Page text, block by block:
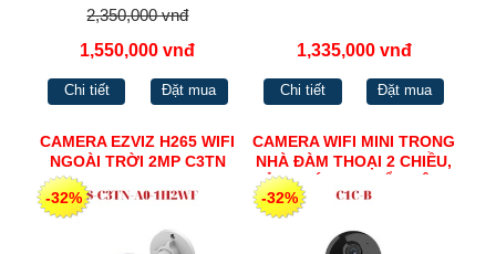
2,350,000 vnđ
1,550,000 vnđ
Chi tiết Đặt mua
1,335,000 vnđ
Chi tiết Đặt mua
CAMERA EZVIZ H265 WIFI
NGOÀI TRỜI 2MP C3TN
-32%
CAMERA WIFI MINI TRONG
NHÀ ĐÀM THOẠI 2 CHIỀU,
CẢNH BÁO CHUYỂN ĐỘNG
2MP C1C-B
-32%